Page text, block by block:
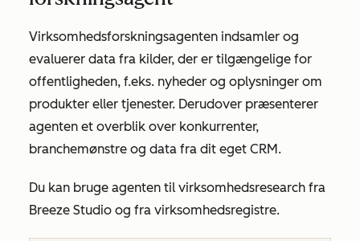
Virksomhedsforskningsagenten indsamler og
evaluerer data fra kilder, der er tilgængelige for
offentligheden, f.eks. nyheder og oplysninger om
produkter eller tjenester. Derudover præsenterer
agenten et overblik over konkurrenter,
branchemønstre og data fra dit eget CRM.
Du kan bruge agenten til virksomhedsresearch fra
Breeze Studio og fra virksomhedsregistre.